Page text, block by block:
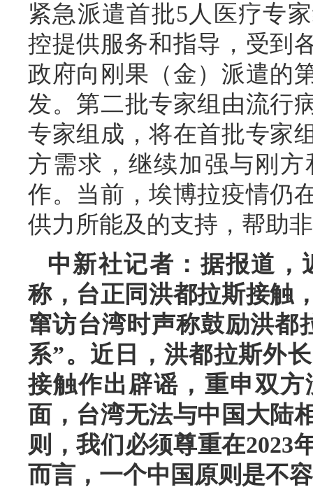
紧急派遣首批5人医疗专
控提供服务和指导，受到
政府向刚果（金）派遣的
发。第二批专家组由流行
专家组成，将在首批专家
方需求，继续加强与刚
作。当前，埃博拉疫情仍
供力所能及的支持，帮助
中新社记者：据报道，
称，台正同洪都拉斯接触
窜访台湾时声称鼓励洪都
系”。近日，洪都拉斯外
接触作出辟谣，重申双
面，台湾无法与中国大陆
则，我们必须尊重在2023
而言，一个中国原则是不